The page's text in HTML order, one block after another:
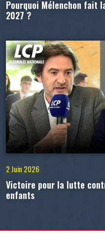
Pourquoi Mélenchon fait
2027 ?
2 Juin 2026
Victoire pour la lutte
enfants